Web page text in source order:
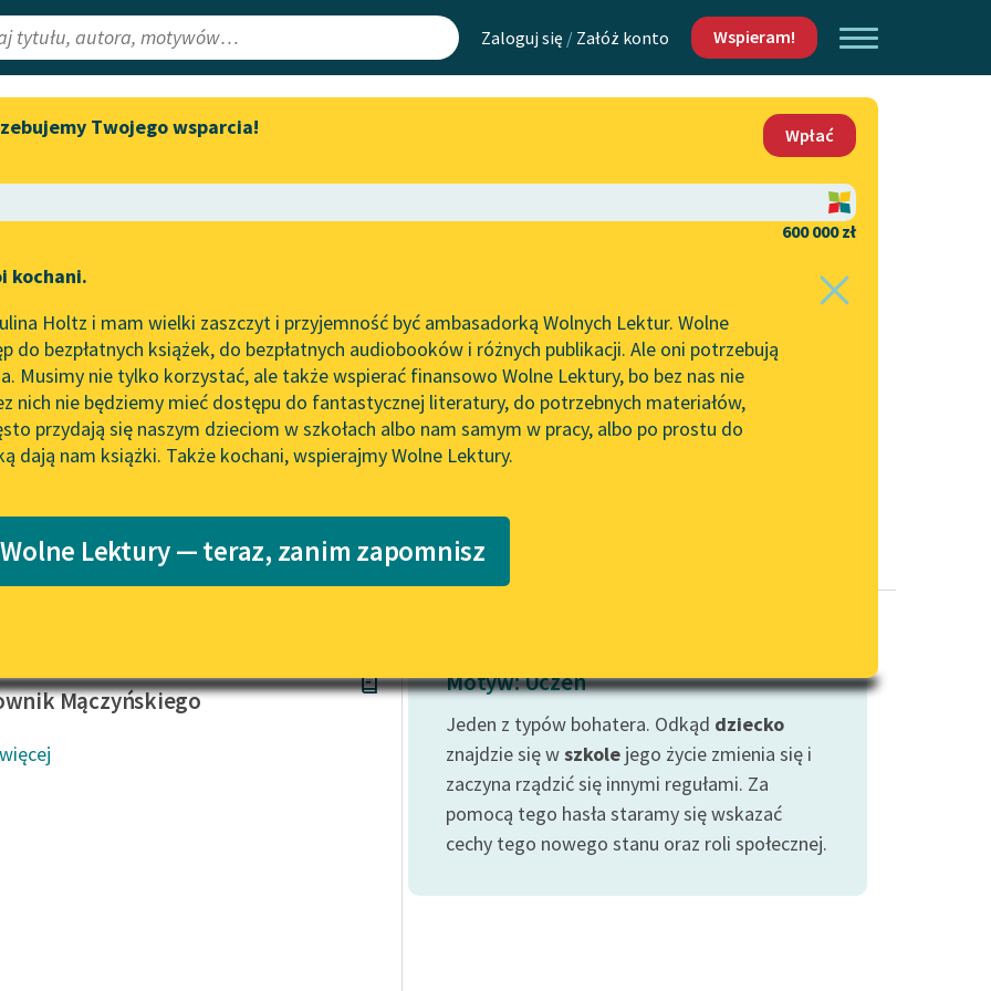
Zaloguj się / Załóż konto Wspieram!
Lektury
redakcyjne
Aktualności
„Prokurator Alicja Horn” do
literatury skandynawskiej
Spotkanie z Katarzyną Tunkiel
w Oslo
102. lata temu zmarł Joseph
Conrad
Lektury szkolne i klasyka
literatury do słuchania dla
E-kolekcja lektur szkolnych i
literatury do słuchania dla
uczennic i uczniów z
Mapa Wolnych Lektur
Leśmianator
API
OAI-PMH
Widget Wolnych Lektur
Katalog
Katalog w formacie PDF
Kontakt
O projekcie
Zasady wykorzystania
Wolnych Lektur
Logotypy
Materiały promocyjne
wrażliwych
Deklaracja dostępności
Twojego wsparcia!
Wpłać
600 000 zł
kochani.
Holtz i mam wielki zaszczyt i przyjemność być ambasadorką Wolnych Lektur. Wolne
do bezpłatnych książek, do bezpłatnych audiobooków i różnych publikacji. Ale oni potrzebują
Musimy nie tylko korzystać, ale także wspierać finansowo Wolne Lektury, bo bez nas nie
nich nie będziemy mieć dostępu do fantastycznej literatury, do potrzebnych materiałów,
przydają się naszym dzieciom w szkołach albo nam samym w pracy, albo po prostu do
dają nam książki. Także kochani, wspierajmy Wolne Lektury.
Lektury — teraz, zanim zapomnisz
Jan Kochanowski✖
Mączyńskiego
Motyw: Uczeń
Jeden z typów bohatera. Odkąd dziecko
znajdzie się wszkole jego życie zmienia się i
zaczyna rządzić się innymi regułami. Za
pomocą tego hasła staramy się wskazać
cechy tego nowego stanu oraz roli społecznej.